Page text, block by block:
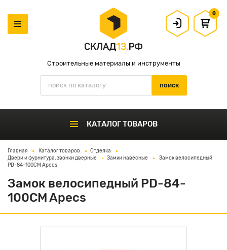
Строительные материалы и инструменты
0
КАТАЛОГ ТОВАРОВ
Главная Каталог товаров
Отделка
Двери и фурнитура, звонки дверные
Замки навесные
Замок велосипедный
PD-84-100CM Apecs
Замок велосипедный PD-84-
100CM Apecs